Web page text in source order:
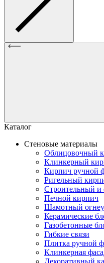
Каталог
Стеновые материалы
Облицовочный
Клинкерный
Кирпич ручной
Ригельный
Строительный
Печной кирпич
Шамотный
Керамические
Газобетонные
Гибкие связи
Плитка ручной
Клинкерная
Декоративный